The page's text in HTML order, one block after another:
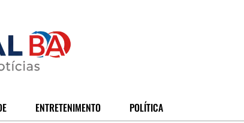
ENTRETENIMENTO POLÍTICA